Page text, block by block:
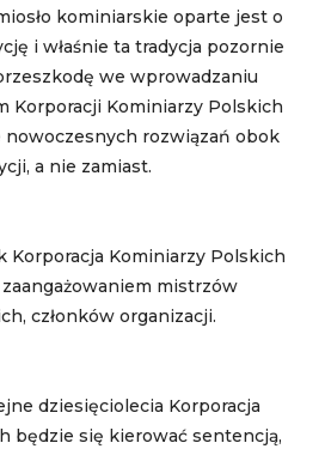
kominiarskie oparte jest o
i właśnie ta tradycja pozornie
we wprowadzaniu
Korporacji Kominiarzy Polskich
rozwiązań obok
a nie zamiast.
Korporacja Kominiarzy Polskich
zaangażowaniem mistrzów
członków organizacji.
dziesięciolecia Korporacja
będzie się kierować sentencją,